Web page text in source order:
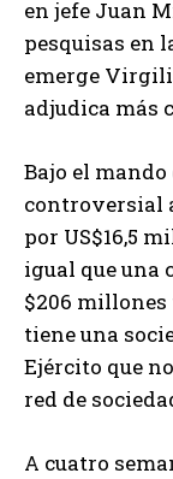
en jefe Juan
pesquisas en
emerge
adjudica más
Bajo el
controversial
por US$16,5
igual que una
$206
tiene una
Ejército que
red de
A cuatro